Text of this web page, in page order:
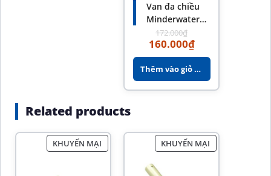
Van đa chiều
Minderwater
chính hãng – Van
đa chiều hồ bơi
hiệu quả
172.000₫
160.000₫
Thêm vào giỏ hàng
Related products
KHUYẾN MẠI KHUYẾN MẠI